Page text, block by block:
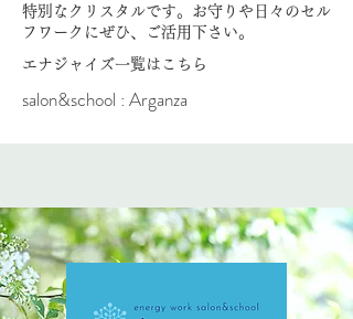
特別なクリスタルです。お守りや日々のセル
フワークにぜひ、ご活用下さい。
​エナジャイズ一覧はこちら
salon&school : Arganza